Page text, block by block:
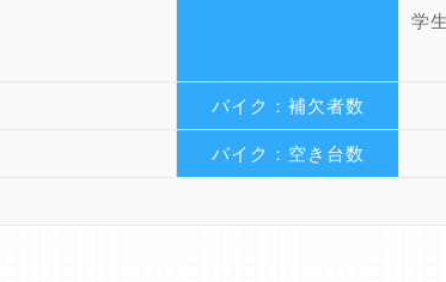
学
バイク：補欠者数
バイク：空き台数